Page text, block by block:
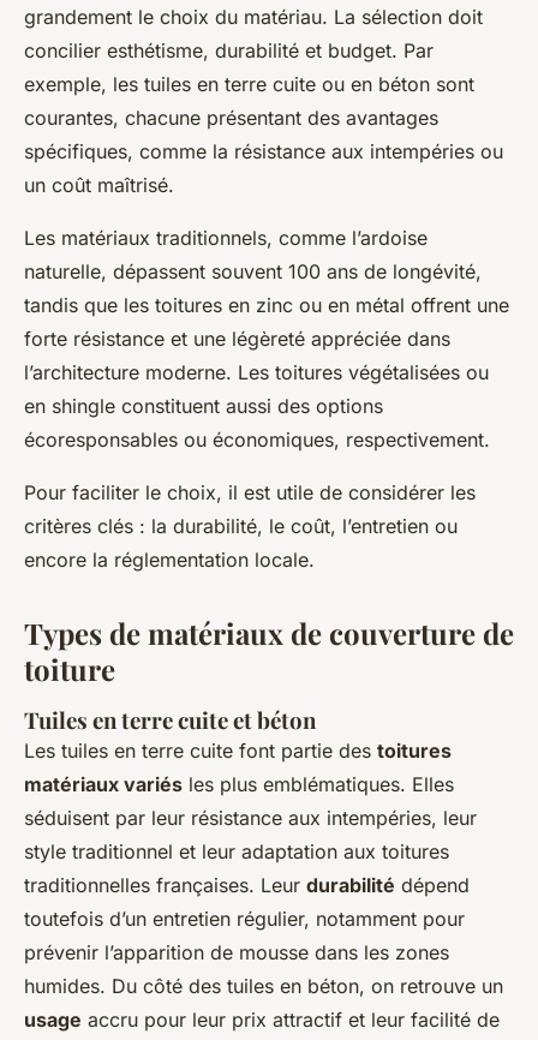
grandement le choix du matériau. La sélection doit
concilier esthétisme, durabilité et budget. Par
exemple, les tuiles en terre cuite ou en béton sont
courantes, chacune présentant des avantages
spécifiques, comme la résistance aux intempéries ou
un coût maîtrisé.
Les matériaux traditionnels, comme l’ardoise
naturelle, dépassent souvent 100 ans de longévité,
tandis que les toitures en zinc ou en métal offrent une
forte résistance et une légèreté appréciée dans
l’architecture moderne. Les toitures végétalisées ou
en shingle constituent aussi des options
écoresponsables ou économiques, respectivement.
Pour faciliter le choix, il est utile de considérer les
critères clés : la durabilité, le coût, l’entretien ou
encore la réglementation locale.
Types de matériaux de couverture de
toiture
Tuiles en terre cuite et béton
Les tuiles en terre cuite font partie des toitures
matériaux variés les plus emblématiques. Elles
séduisent par leur résistance aux intempéries, leur
style traditionnel et leur adaptation aux toitures
traditionnelles françaises. Leur durabilité dépend
toutefois d’un entretien régulier, notamment pour
prévenir l’apparition de mousse dans les zones
humides. Du côté des tuiles en béton, on retrouve un
usage accru pour leur prix attractif et leur facilité de